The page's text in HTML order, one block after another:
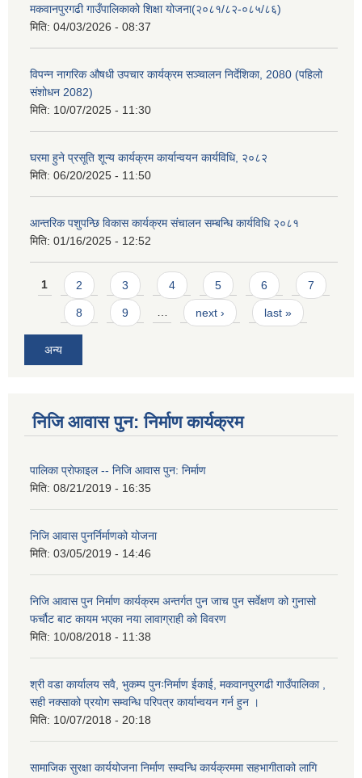
मकवानपुरगढी गाउँपालिकाको शिक्षा योजना(२०८१/८२-०८५/८६)
मिति: 04/03/2026 - 08:37
विपन्न नागरिक औषधी उपचार कार्यक्रम सञ्चालन निर्देशिका, 2080 (पहिलो
संशोधन 2082)
मिति: 10/07/2025 - 11:30
घरमा हुने प्रसूति शून्य कार्यक्रम कार्यान्वयन कार्यविधि, २०८२
मिति: 06/20/2025 - 11:50
आन्तरिक पशुपन्छि विकास कार्यक्रम संचालन सम्बन्धि कार्यविधि २०८१
मिति: 01/16/2025 - 12:52
Pages
1 2 3 4 5 6 7
8 9 … next › last »
अन्य
निजि आवास पुन: निर्माण कार्यक्रम
पालिका प्राेफाइल -- निजि आवास पुन: निर्माण
मिति: 08/21/2019 - 16:35
निजि आवास पुनर्निर्माणको योजना
मिति: 03/05/2019 - 14:46
निजि आवास पुन निर्माण कार्यक्रम अन्तर्गत पुन जाच पुन सर्वेक्षण को गुनासो
फर्चौट बाट कायम भएका नया लावाग्राही को विवरण
मिति: 10/08/2018 - 11:38
श्री वडा कार्यालय सवै, भुकम्प पुनःनिर्माण ईकाई, मकवानपुरगढी गाउँपालिका ,
सही नक्साको प्रयोग सम्वन्धि परिपत्र कार्यान्वयन गर्न हुन ।
मिति: 10/07/2018 - 20:18
सामाजिक सुरक्षा कार्ययोजना निर्माण सम्वन्धि कार्यक्रममा सहभागीताको लागि